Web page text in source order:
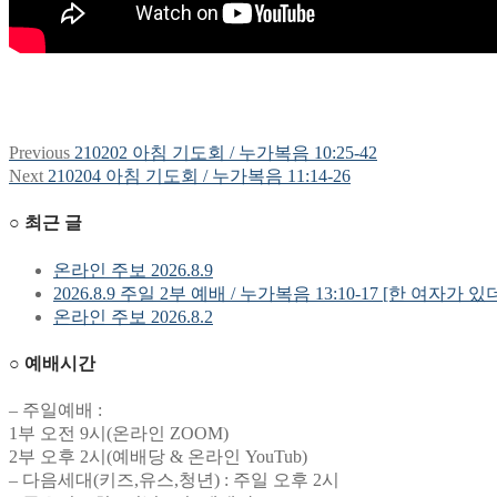
글
색
Previous Previous
post:
210202 아침 기도회 / 누가복음 10:25-42
Next Next
210204 아침 기도회 / 누가복음 11:14-26
○ 최근 글
온라인 주보 2026.8.9
2026.8.9 주일 2부 예배 / 누가복음 13:10-17 [한 여자가 있
온라인 주보 2026.8.2
○ 예배시간
– 주일예배 :
1부 오전 9시(온라인 ZOOM)
2부 오후 2시(예배당 & 온라인 YouTub)
– 다음세대(키즈,유스,청년) : 주일 오후 2시